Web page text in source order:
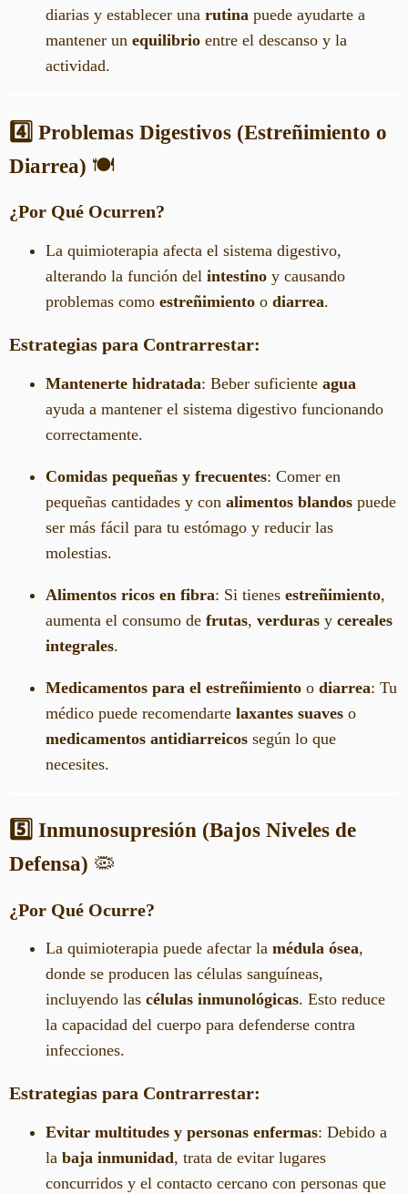
diarias y establecer una rutina puede ayudarte a
mantener un equilibrio entre el descanso y la
actividad.
4️⃣ Problemas Digestivos (Estreñimiento o
Diarrea) 🍽️
¿Por Qué Ocurren?
La quimioterapia afecta el sistema digestivo,
alterando la función del intestino y causando
problemas como estreñimiento o diarrea.
Estrategias para Contrarrestar:
Mantenerte hidratada: Beber suficiente agua
ayuda a mantener el sistema digestivo funcionando
correctamente.
Comidas pequeñas y frecuentes: Comer en
pequeñas cantidades y con alimentos blandos puede
ser más fácil para tu estómago y reducir las
molestias.
Alimentos ricos en fibra: Si tienes estreñimiento,
aumenta el consumo de frutas, verduras y cereales
integrales.
Medicamentos para el estreñimiento o diarrea: Tu
médico puede recomendarte laxantes suaves o
medicamentos antidiarreicos según lo que
necesites.
5️⃣ Inmunosupresión (Bajos Niveles de
Defensa) 🦠
¿Por Qué Ocurre?
La quimioterapia puede afectar la médula ósea,
donde se producen las células sanguíneas,
incluyendo las células inmunológicas. Esto reduce
la capacidad del cuerpo para defenderse contra
infecciones.
Estrategias para Contrarrestar:
Evitar multitudes y personas enfermas: Debido a
la baja inmunidad, trata de evitar lugares
concurridos y el contacto cercano con personas que